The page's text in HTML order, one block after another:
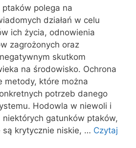
polega na
działań w celu
ich życia, odnowienia
zagrożonych oraz
skutkom
na środowisko. Ochrona
metody, które można
potrzeb danego
Hodowla w niewoli i
niektórych gatunków ptaków,
są krytycznie niskie, … Czytaj